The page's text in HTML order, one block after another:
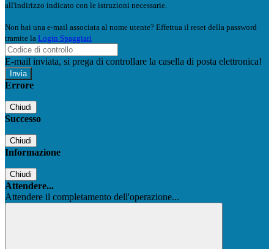
all'indirizzo indicato con le istruzioni necessarie.
Non hai una e-mail associata al nome utente? Effettua il reset della password
tramite la Login Spaggiari
E-mail inviata, si prega di controllare la casella di posta elettronica!
Errore
Chiudi
Successo
Chiudi
Informazione
Chiudi
Attendere...
Attendere il completamento dell'operazione...